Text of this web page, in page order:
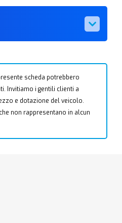
scheda potrebbero
Invitiamo i gentili clienti a
e dotazione del veicolo.
non rappresentano in alcun